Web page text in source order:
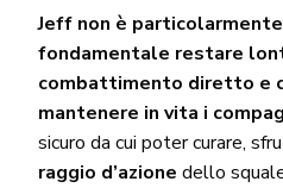
Jeff non è
fondamentale restare
combattimento diretto e
mantenere in vita i
sicuro da cui poter curare,
raggio d’azione dello